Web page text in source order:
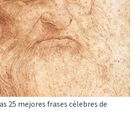
25 mejores frases célebres de